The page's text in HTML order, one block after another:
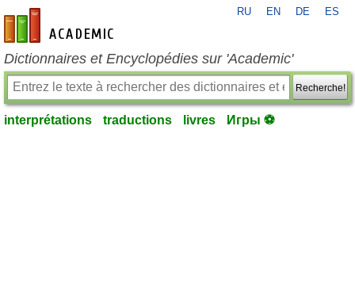
fr-academic.com
RU EN DE ES
Dictionnaires et Encyclopédies sur 'Academic'
Recherche!
interprétations traductions livres Игры ⚽